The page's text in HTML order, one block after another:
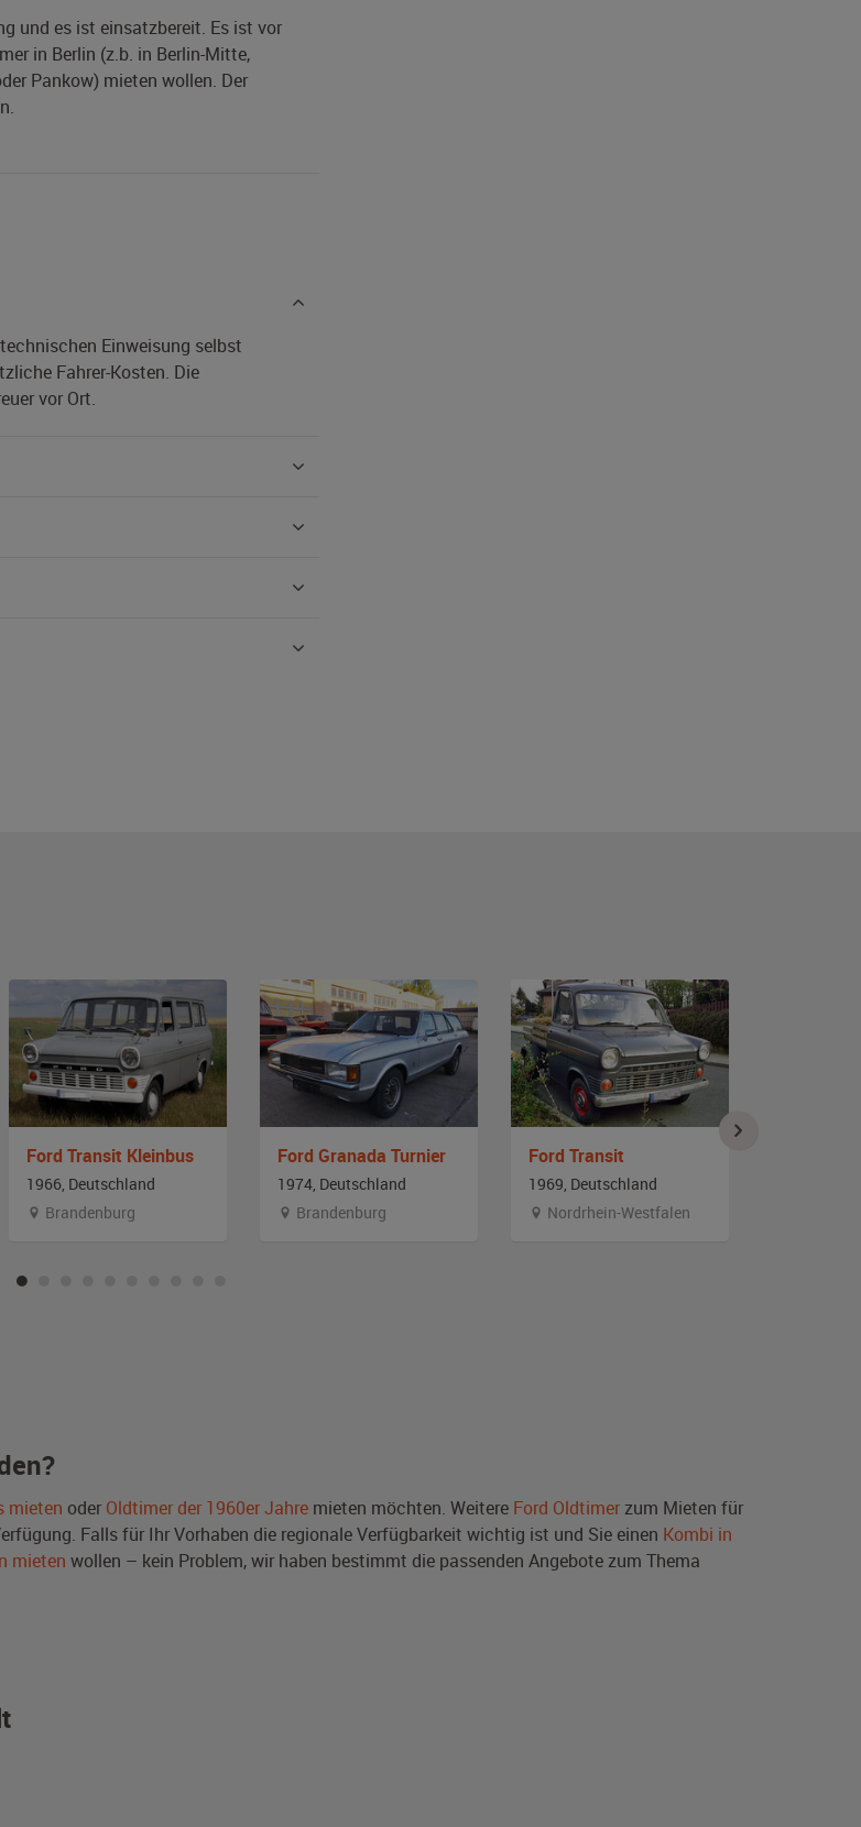
und es ist einsatzbereit. Es ist vor
in Berlin (z.b. in Berlin-Mitte,
Pankow) mieten wollen. Der
Einweisung selbst
Fahrer-Kosten. Die
vor Ort.
Ford Transit Kleinbus
1966, Deutschland
Brandenburg
Ford Granada Turnier
1974, Deutschland
Brandenburg
Ford Transit
1969, Deutschland
Nordrhein-Westfalen
mieten oder Oldtimer der 1960er Jahre mieten möchten. Weitere Ford Oldtimer zum Mieten für
Falls für Ihr Vorhaben die regionale Verfügbarkeit wichtig ist und Sie einen Kombi in
mieten wollen – kein Problem, wir haben bestimmt die passenden Angebote zum Thema